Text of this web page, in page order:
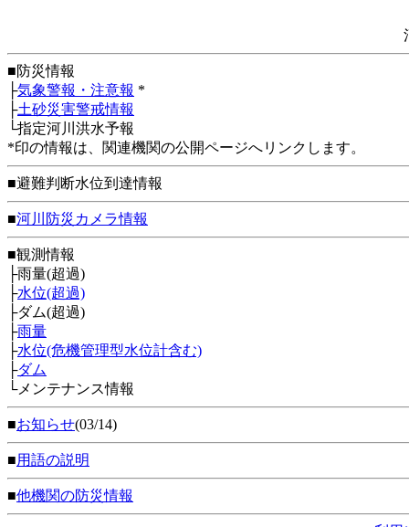
■防災情報
├気象警報・注意報 *
├土砂災害警戒情報
└指定河川洪水予報
*印の情報は、関連機関の公開ページへリンクします。
■避難判断水位到達情報
■河川防災カメラ情報
■観測情報
├雨量(超過)
├水位(超過)
├ダム(超過)
├雨量
├水位(危機管理型水位計含む)
├ダム
└メンテナンス情報
■お知らせ(03/14)
■用語の説明
■他機関の防災情報